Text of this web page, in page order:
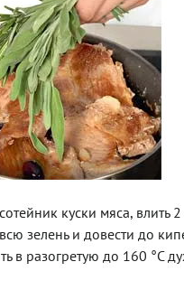
куски мяса, влить
зелень и довести до
в разогретую до 160 °С